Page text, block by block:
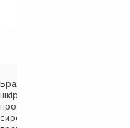
Брала її в моменті коли
шкіру, наносила її лише
просто прибирала їх за ніч, я
сироваток Theramid, кожна з